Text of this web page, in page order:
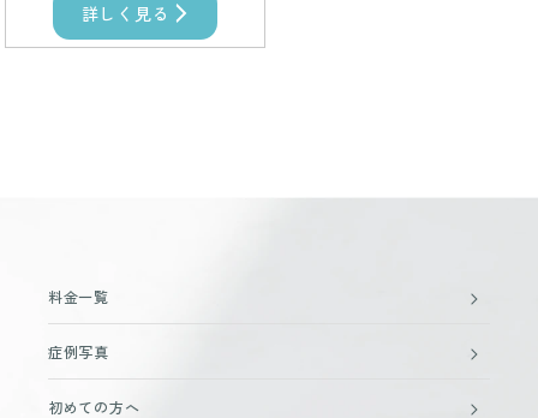
詳しく見る
料金一覧
症例写真
初めての方へ